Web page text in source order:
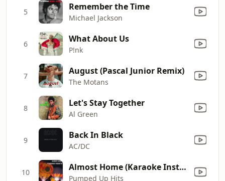
5 Remember the Time
Michael Jackson
6 What About Us
P!nk
7 August (Pascal Junior Remix)
The Motans
8 Let's Stay Together
Al Green
9 Back In Black
AC/DC
10 Almost Home (Karaoke Instrumental Version) [Originally performed by Mariah Carey]
Pumped Up Hits